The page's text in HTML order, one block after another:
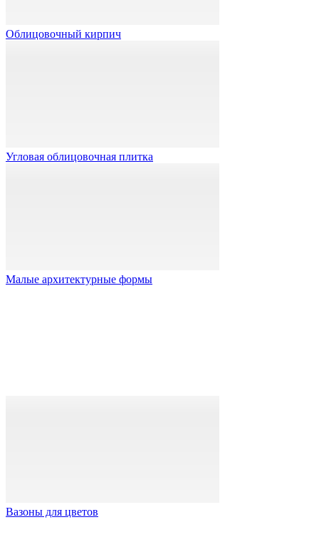
Облицовочный кирпич
Угловая облицовочная плитка
Малые архитектурные формы
Вазоны для цветов